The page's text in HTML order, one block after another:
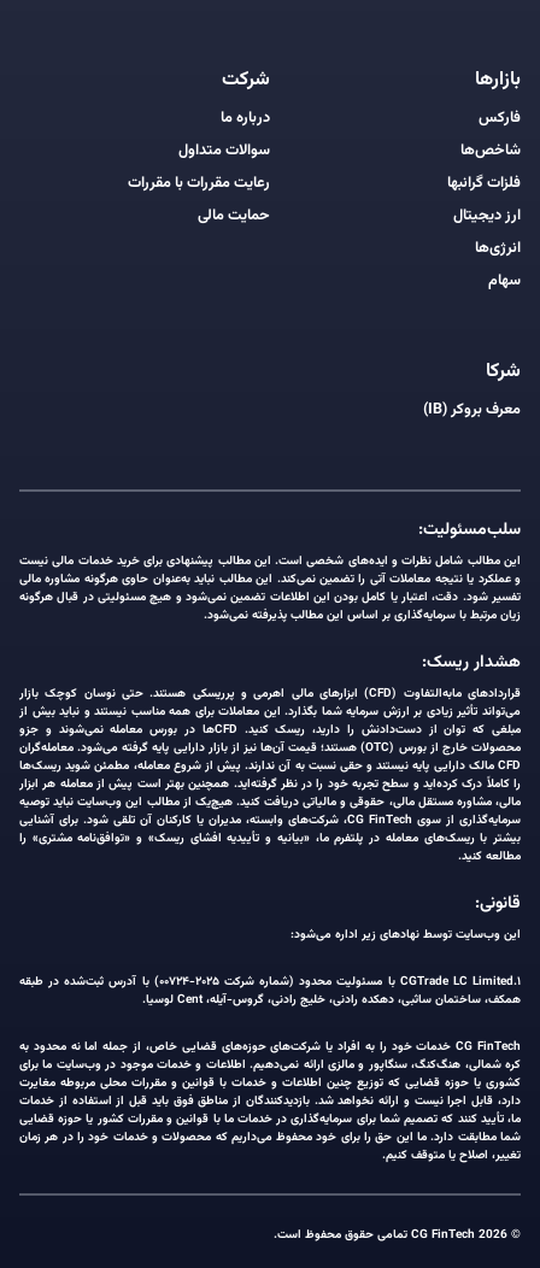
بازارها
فارکس
شاخص‌ها
فلزات گرانبها
ارز دیجیتال
انرژی‌ها
سهام
شرکت
درباره ما
سوالات متداول
رعایت مقررات با مقررات
حمایت مالی
شرکا
معرف بروکر (IB)
سلب‌مسئولیت:
این مطالب شامل نظرات و ایده‌های شخصی است. این مطالب پیشنهادی برای خرید خدمات مالی نیست
و عملکرد یا نتیجه معاملات آتی را تضمین نمی‌کند. این مطالب نباید به‌عنوان حاوی هرگونه مشاوره مالی
تفسیر شود. دقت، اعتبار یا کامل بودن این اطلاعات تضمین نمی‌شود و هیچ مسئولیتی در قبال هرگونه
زیان مرتبط با سرمایه‌گذاری بر اساس این مطالب پذیرفته نمی‌شود.
هشدار ریسک:
قراردادهای مابه‌التفاوت (CFD) ابزارهای مالی اهرمی و پرریسکی هستند. حتی نوسان کوچک بازار
می‌تواند تأثیر زیادی بر ارزش سرمایه شما بگذارد. این معاملات برای همه مناسب نیستند و نباید بیش از
مبلغی که توان از دست‌دادنش را دارید، ریسک کنید. CFDها در بورس معامله نمی‌شوند و جزو
محصولات خارج از بورس (OTC) هستند؛ قیمت آن‌ها نیز از بازار دارایی پایه گرفته می‌شود. معامله‌گران
CFD مالک دارایی پایه نیستند و حقی نسبت به آن ندارند. پیش از شروع معامله، مطمئن شوید ریسک‌ها
را کاملاً درک کرده‌اید و سطح تجربه خود را در نظر گرفته‌اید. همچنین بهتر است پیش از معامله هر ابزار
مالی، مشاوره مستقل مالی، حقوقی و مالیاتی دریافت کنید. هیچ‌یک از مطالب این وب‌سایت نباید توصیه
سرمایه‌گذاری از سوی CG FinTech، شرکت‌های وابسته، مدیران یا کارکنان آن تلقی شود. برای آشنایی
بیشتر با ریسک‌های معامله در پلتفرم ما، «بیانیه و تأییدیه افشای ریسک» و «توافق‌نامه مشتری» را
مطالعه کنید.
قانونی:
این وب‌سایت توسط نهادهای زیر اداره می‌شود:
۱.CGTrade LC Limited با مسئولیت محدود (شماره شرکت ۲۰۲۵-۰۰۷۲۴) با آدرس ثبت‌شده در طبقه
همکف، ساختمان ساثبی، دهکده رادنی، خلیج رادنی، گروس-آیله، Cent لوسیا.
CG FinTech خدمات خود را به افراد یا شرکت‌های حوزه‌های قضایی خاص، از جمله اما نه محدود به
کره شمالی، هنگ‌کنگ، سنگاپور و مالزی ارائه نمی‌دهیم. اطلاعات و خدمات موجود در وب‌سایت ما برای
کشوری یا حوزه قضایی که توزیع چنین اطلاعات و خدمات با قوانین و مقررات محلی مربوطه مغایرت
دارد، قابل اجرا نیست و ارائه نخواهد شد. بازدیدکنندگان از مناطق فوق باید قبل از استفاده از خدمات
ما، تأیید کنند که تصمیم شما برای سرمایه‌گذاری در خدمات ما با قوانین و مقررات کشور یا حوزه قضایی
شما مطابقت دارد. ما این حق را برای خود محفوظ می‌داریم که محصولات و خدمات خود را در هر زمان
تغییر، اصلاح یا متوقف کنیم.
© 2026 CG FinTech تمامی حقوق محفوظ است.